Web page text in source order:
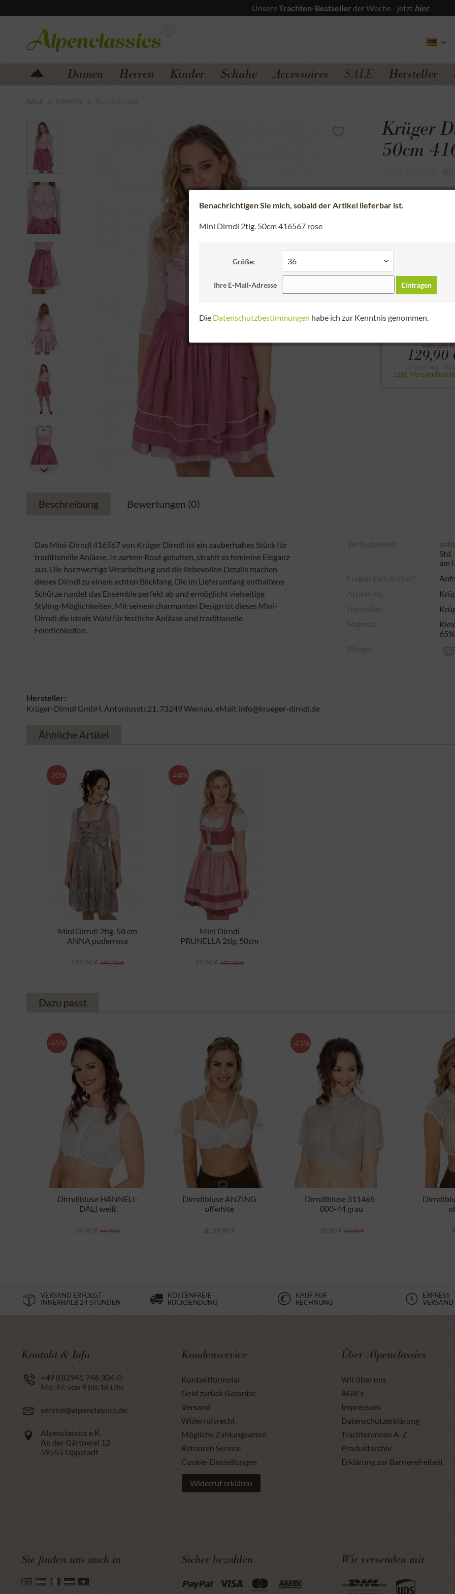
UnsereTrachten-Bestseller der Woche - jetzt hier.
Damen Herren Kinder Schuhe Accessoires SALE Hersteller
Krüger
50cm
(0)
Sicherer Kauf
Bitte die Größe
32 34 36
Statt:
129,90
gespart 40,00 € (24%)
zzgl.
Beschreibung Bewertungen (0)
Das Mini-Dirndl 416567 von Krüger Dirndl ist ein zauberhaftes Stück für
traditionelle Anlässe. In zartem Rosé gehalten, strahlt es feminine Eleganz
aus. Die hochwertige Verarbeitung und die liebevollen Details machen
dieses Dirndl zu einem echten Blickfang. Die im Lieferumfang enthaltene
Schürze rundet das Ensemble perfekt ab und ermöglicht vielseitige
Styling-Möglichkeiten. Mit seinem charmanten Design ist dieses Mini-
Dirndl die ideale Wahl für festliche Anlässe und traditionelle
Feierlichkeiten.
am
Hersteller:
Krüger-Dirndl GmbH, Antoniusstr.21, 73249 Wernau, eMail: info@krueger-dirndl.de
Ähnliche Artikel
-20%
Mini Dirndl 2tlg. 58 cm
ANNA puderrosa
159,90 € 199,90 €
-44%
Mini Dirndl
PRUNELLA 2tlg. 50cm
99,90 € 179,90 €
Dazu passt
-45%
Dirndlbluse HANNELI-
DALI weiß
24,90 € 44,90 €
Dirndlbluse ANZING
offwhite
ab 39,90 €
-43%
Dirndlbluse 311465-
000-44 grau
39,90 € 69,90 €
VERSAND ERFOLGT
INNERHALB 24 STUNDEN
KOSTENFREIE
RÜCKSENDUNG
KAUF AUF
RECHNUNG
EXPRESS
VERSAND
Kontakt & Info
+49 (0)2941 746 304-0
Mo.-Fr. von 9 bis 16 Uhr
service@alpenclassics.de
Alpenclassics e.K.
An der Gärtnerei 12
59555 Lippstadt
Kundenservice
Kontaktformular
Geld zurück Garantie
Versand
Widerrufsrecht
Mögliche Zahlungsarten
Retouren Service
Cookie-Einstellungen
Widerruf erklären
Über Alpenclassics
Wir über uns
AGB's
Impressum
Datenschutzerklärung
Trachtenmode A-Z
Produktarchiv
Erklärung zur Barrierefreiheit
Sie finden uns auch in Sicher bezahlen Wir versenden mit
Benachrichtigen Sie mich, sobald der Artikel lieferbar ist.
Mini Dirndl 2tlg. 50cm 416567 rose
Größe:
Ihre E-Mail-Adresse Eintragen
Die Datenschutzbestimmungen habe ich zur Kenntnis genommen.